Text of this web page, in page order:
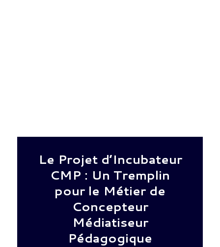
Le Projet d’Incubateur
CMP : Un Tremplin
pour le Métier de
Concepteur
Médiatiseur
Pédagogique